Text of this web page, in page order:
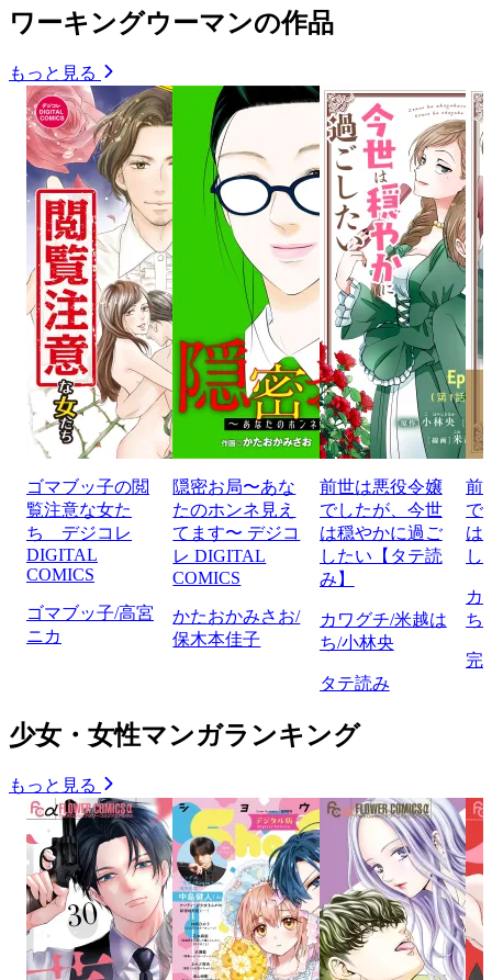
ワーキングウーマンの作品
もっと見る
ゴマブッ子の閲
覧注意な女た
ち デジコレ
DIGITAL
COMICS
ゴマブッ子/高宮
ニカ
隠密お局〜あな
たのホンネ見え
てます〜 デジコ
レ DIGITAL
COMICS
かたおかみさお/
保木本佳子
前世は悪役令嬢
でしたが、今世
は穏やかに過ご
したい【タテ読
み】
カワグチ/米越は
ち/小林央
タテ読み
前
で
は
し
カ
ち/
完
少女・女性マンガランキング
もっと見る